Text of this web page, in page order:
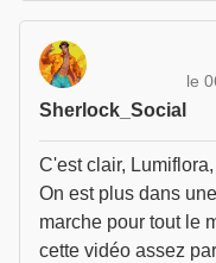
Sherlock_Social
le
C'est clair,
On est plus dans
marche pour tout le
cette vidéo assez